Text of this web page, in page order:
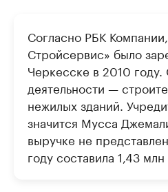
Согласно РБК
Стройсервис» было
Черкесске в 2010
деятельности —
нежилых зданий.
значится Мусса
выручке не
году составила 1,43 млн